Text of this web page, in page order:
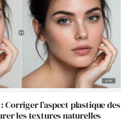
Corriger l’aspect plastique des
les textures naturelles